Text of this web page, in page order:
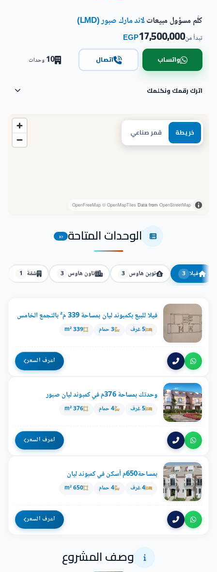
خريطة قمر صناعي
OpenFreeMap © OpenMapTiles Data from OpenStreetMap
كلّم مسؤول مبيعاتلاند مارك صبور (LMD)
تبدأ من17,500,000
EGP
واتساب اتصال 10وحدات
اترك رقمك ونكلمك
الوحدات المتاحة 10
فيلا 3 توين هاوس 3 تاون هاوس 3 شقة 1
فيلا للبيع بكمبوند ليان بمساحة 339 م² بالتجمع الخامس
5 غرف 3 حمام 339 m²
اعرف السعر
وحدتك بمساحة 376م في كمبوند ليان صبور
5 غرف 4 حمام 376 m²
اعرف السعر
بمساحة650م أسكن في كمبوند ليان
4 غرف 4 حمام 650 m²
اعرف السعر
وصف المشروع